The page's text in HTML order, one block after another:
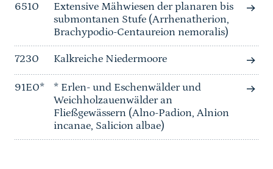
6510
Extensive Mähwiesen der planaren bis
submontanen Stufe (Arrhenatherion,
Brachypodio-Centaureion nemoralis)
7230 Kalkreiche Niedermoore
91E0*
* Erlen- und Eschenwälder und
Weichholzauenwälder an
Fließgewässern (Alno-Padion, Alnion
incanae, Salicion albae)